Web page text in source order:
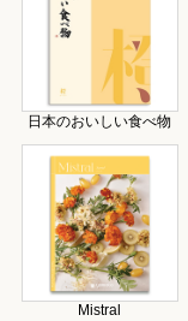
日本のおいしい食べ物
Mistral